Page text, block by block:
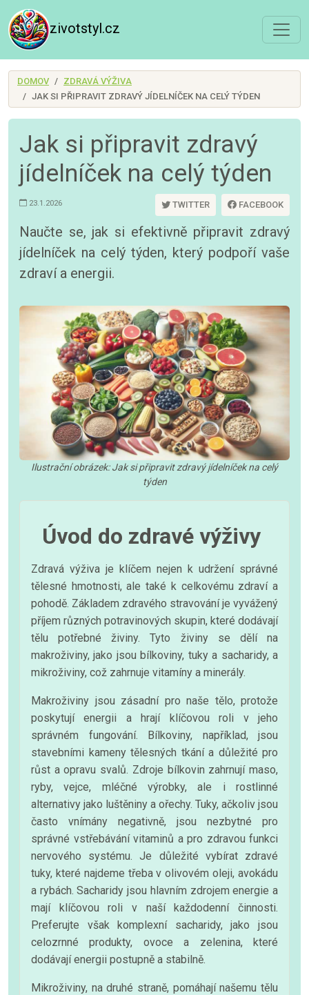
zivotstyl.cz
DOMOV
ZDRAVÁ VÝŽIVA
JAK SI PŘIPRAVIT ZDRAVÝ JÍDELNÍČEK NA CELÝ TÝDEN
Jak si připravit zdravý
jídelníček na celý týden
23.1.2026 TWITTER FACEBOOK
Naučte se, jak si efektivně připravit zdravý
jídelníček na celý týden, který podpoří vaše
zdraví a energii.
Ilustrační obrázek: Jak si připravit zdravý jídelníček na celý
týden
Úvod do zdravé výživy
Zdravá výživa je klíčem nejen k udržení správné
tělesné hmotnosti, ale také k celkovému zdraví a
pohodě. Základem zdravého stravování je vyvážený
příjem různých potravinových skupin, které dodávají
tělu potřebné živiny. Tyto živiny se dělí na
makroživiny, jako jsou bílkoviny, tuky a sacharidy, a
mikroživiny, což zahrnuje vitamíny a minerály.
Makroživiny jsou zásadní pro naše tělo, protože
poskytují energii a hrají klíčovou roli v jeho
správném fungování. Bílkoviny, například, jsou
stavebními kameny tělesných tkání a důležité pro
růst a opravu svalů. Zdroje bílkovin zahrnují maso,
ryby, vejce, mléčné výrobky, ale i rostlinné
alternativy jako luštěniny a ořechy. Tuky, ačkoliv jsou
často vnímány negativně, jsou nezbytné pro
správné vstřebávání vitaminů a pro zdravou funkci
nervového systému. Je důležité vybírat zdravé
tuky, které najdeme třeba v olivovém oleji, avokádu
a rybách. Sacharidy jsou hlavním zdrojem energie a
mají klíčovou roli v naší každodenní činnosti.
Preferujte však komplexní sacharidy, jako jsou
celozrnné produkty, ovoce a zelenina, které
dodávají energii postupně a stabilně.
Mikroživiny, na druhé straně, pomáhají našemu tělu